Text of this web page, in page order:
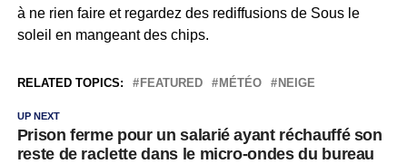
à ne rien faire et regardez des rediffusions de Sous le
soleil en mangeant des chips.
RELATED TOPICS: FEATURED MÉTÉO NEIGE
UP NEXT
Prison ferme pour un salarié ayant réchauffé son
reste de raclette dans le micro-ondes du bureau